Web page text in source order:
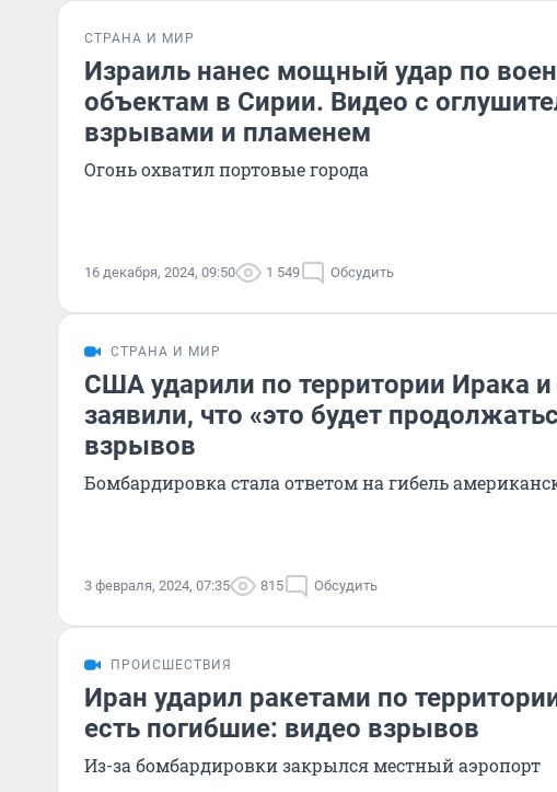
СТРАНА И МИР
Израиль нанес мощный удар по
объектам в Сирии. Видео с
взрывами и пламенем
Огонь охватил портовые города
16 декабря, 2024, 09:50 1 549 Обсудить
СТРАНА И МИР
США ударили по территории Ирака
заявили, что «это будет
взрывов
Бомбардировка стала ответом на гибель
3 февраля, 2024, 07:35 815 Обсудить
ПРОИСШЕСТВИЯ
Иран ударил ракетами по
есть погибшие: видео взрывов
Из-за бомбардировки закрылся местный аэропорт